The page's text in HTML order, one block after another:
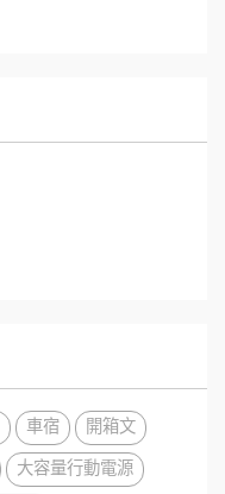
車宿
開箱文
大容量行動電源